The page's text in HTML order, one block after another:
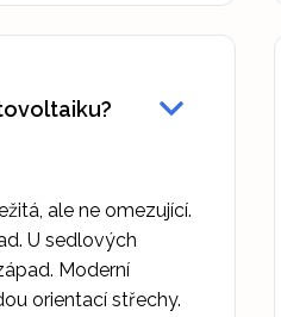
ale ne omezující.
U sedlových
Moderní
orientací střechy.